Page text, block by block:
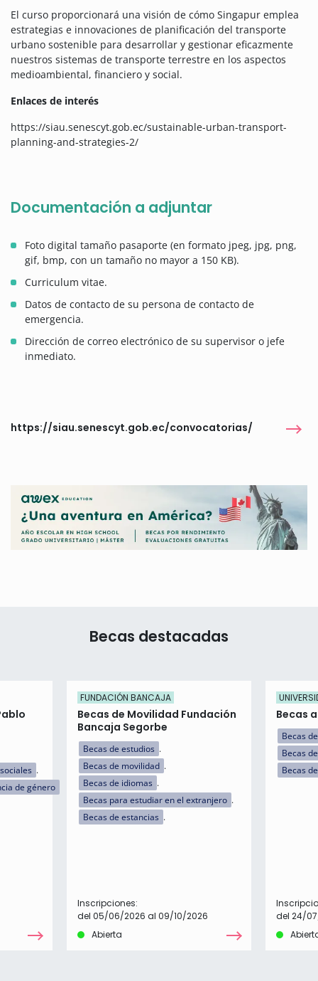
El curso proporcionará una visión de cómo Singapur emplea
estrategias e innovaciones de planificación del transporte
urbano sostenible para desarrollar y gestionar eficazmente
nuestros sistemas de transporte terrestre en los aspectos
medioambiental, financiero y social.
Enlaces de interés
https://siau.senescyt.gob.ec/sustainable-urban-transport-
planning-and-strategies-2/
Documentación a adjuntar
Foto digital tamaño pasaporte (en formato jpeg, jpg, png,
gif, bmp, con un tamaño no mayor a 150 KB).
Curriculum vitae.
Datos de contacto de su persona de contacto de
emergencia.
Dirección de correo electrónico de su supervisor o jefe
inmediato.
https://siau.senescyt.gob.ec/convocatorias/
Becas destacadas
de género
FUNDACIÓN BANCAJA
Becas de Movilidad Fundación
Bancaja Segorbe
Becas de estudios
Becas de movilidad
Becas de idiomas
Becas para estudiar en el extranjero
Becas de estancias
Inscripciones:
del 05/06/2026 al 09/10/2026
Abierta
Becas
Becas
Becas
Becas
del 24/